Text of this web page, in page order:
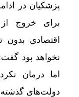
پزشکیان در
برای خروج از
اقتصادی
نخواهد بود
اما درمان
دولت‌های گذشته